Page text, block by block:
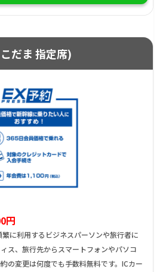
だま 指定席)
円
繁に利用するビジネスパーソンや旅行者に
ス、旅行先からスマートフォンやパソコ
の変更は何度でも手数料無料です。ICカー